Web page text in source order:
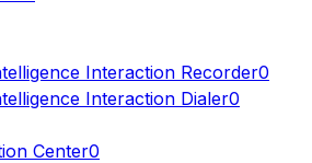
Interaction Recorder0
Interaction Dialer0
Center0